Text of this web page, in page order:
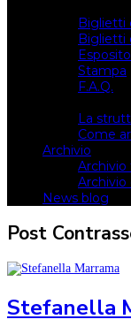
Biglietti
Biglietti
Stampa
F.A.Q.
La
Come
Archivio
Archivio
News blog
Post
Stefanella